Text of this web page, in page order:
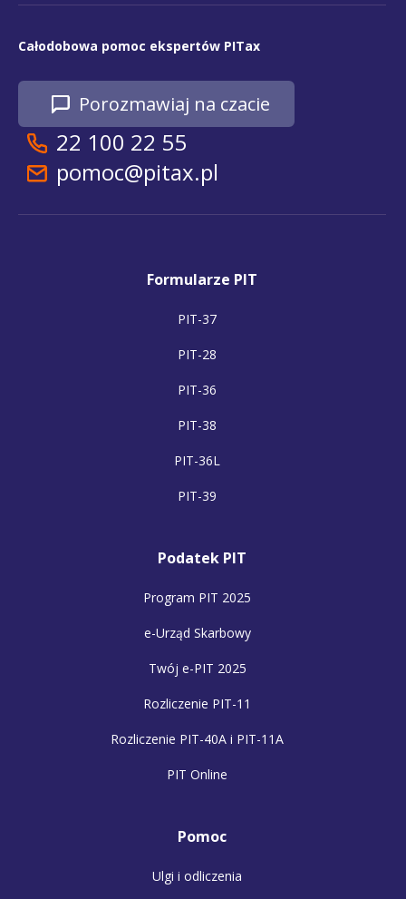
Całodobowa pomoc ekspertów PITax
Porozmawiaj na czacie
22 100 22 55
pomoc@pitax.pl
Formularze PIT
PIT-37
PIT-28
PIT-36
PIT-38
PIT-36L
PIT-39
Podatek PIT
Program PIT 2025
e-Urząd Skarbowy
Twój e-PIT 2025
Rozliczenie PIT-11
Rozliczenie PIT-40A i PIT-11A
PIT Online
Pomoc
Ulgi i odliczenia